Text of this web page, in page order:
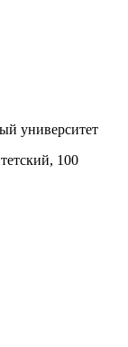
университет
100